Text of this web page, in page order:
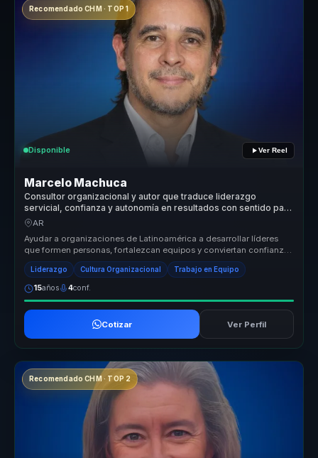
Recomendado CHM · TOP 1
Disponible Ver Reel
Marcelo Machuca
Consultor organizacional y autor que traduce liderazgo
servicial, confianza y autonomía en resultados con sentido para
líderes.
AR
Ayudar a organizaciones de Latinoamérica a desarrollar líderes
que formen personas, fortalezcan equipos y conviertan confianza,
autonomía...
Liderazgo Cultura Organizacional Trabajo en Equipo
15años 4conf.
Cotizar Ver Perfil
Recomendado CHM · TOP 2